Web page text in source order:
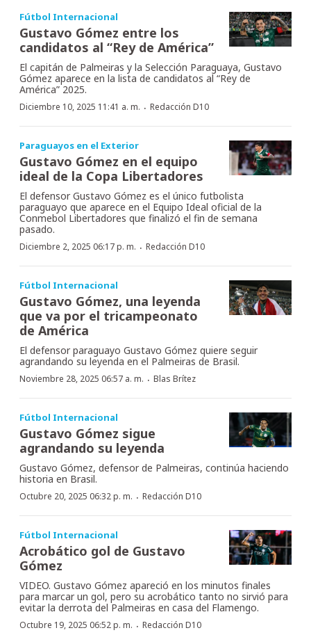
Fútbol Internacional
Gustavo Gómez entre los
candidatos al “Rey de América”
El capitán de Palmeiras y la Selección Paraguaya, Gustavo
Gómez aparece en la lista de candidatos al “Rey de
América” 2025.
Diciembre 10, 2025 11:41 a. m. · Redacción D10
Paraguayos en el Exterior
Gustavo Gómez en el equipo
ideal de la Copa Libertadores
El defensor Gustavo Gómez es el único futbolista
paraguayo que aparece en el Equipo Ideal oficial de la
Conmebol Libertadores que finalizó el fin de semana
pasado.
Diciembre 2, 2025 06:17 p. m. · Redacción D10
Fútbol Internacional
Gustavo Gómez, una leyenda
que va por el tricampeonato
de América
El defensor paraguayo Gustavo Gómez quiere seguir
agrandando su leyenda en el Palmeiras de Brasil.
Noviembre 28, 2025 06:57 a. m. · Blas Brítez
Fútbol Internacional
Gustavo Gómez sigue
agrandando su leyenda
Gustavo Gómez, defensor de Palmeiras, continúa haciendo
historia en Brasil.
Octubre 20, 2025 06:32 p. m. · Redacción D10
Fútbol Internacional
Acrobático gol de Gustavo
Gómez
VIDEO. Gustavo Gómez apareció en los minutos finales
para marcar un gol, pero su acrobático tanto no sirvió para
evitar la derrota del Palmeiras en casa del Flamengo.
Octubre 19, 2025 06:52 p. m. · Redacción D10